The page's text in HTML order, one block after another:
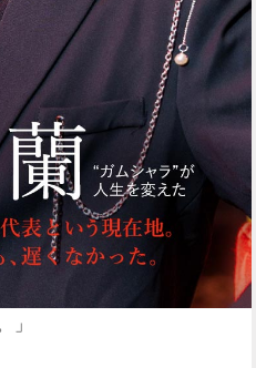
」